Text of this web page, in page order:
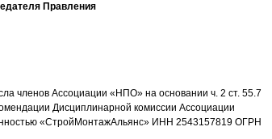
Правления
членов Ассоциации «НПО» на основании ч. 2 ст. 55.7
Дисциплинарной комиссии Ассоциации
«СтройМонтажАльянс» ИНН 2543157819 ОГРН